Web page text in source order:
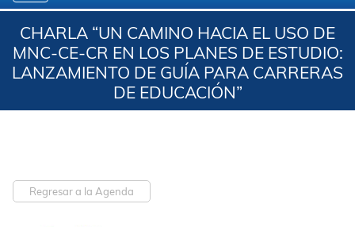
CHARLA “UN CAMINO HACIA EL USO DE
MNC-CE-CR EN LOS PLANES DE ESTUDIO:
LANZAMIENTO DE GUÍA PARA CARRERAS
DE EDUCACIÓN”
Regresar a la Agenda